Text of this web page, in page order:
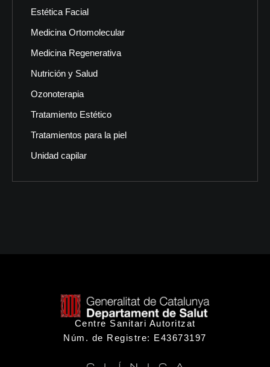
Estética Facial
Medicina Ortomolecular
Medicina Regenerativa
Nutrición y Salud
Ozonoterapia
Tratamiento Estético
Tratamientos para la piel
Unidad capilar
Centre Sanitari Autoritzat
Núm. de Registre: E43673197